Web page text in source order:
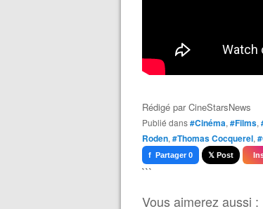
Rédigé parCineStarsNews
Publié dans#Cinéma, #Films,
Roden, #Thomas Cocquerel,
f Partager 0 𝕏 Post
```
Vous aimerez aussi :